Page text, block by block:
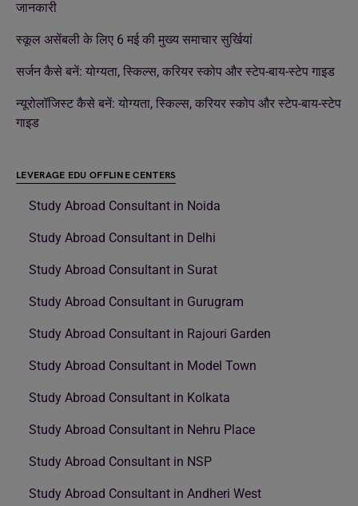
जानकारी
स्कूल असेंबली के लिए 6 मई की मुख्य समाचार सुर्खियां
सर्जन कैसे बनें: योग्यता, स्किल्स, करियर स्कोप और स्टेप-बाय-स्टेप गाइड
न्यूरोलॉजिस्ट कैसे बनें: योग्यता, स्किल्स, करियर स्कोप और स्टेप-बाय-स्टेप
गाइड
LEVERAGE EDU OFFLINE CENTERS
Study Abroad Consultant in Noida
Study Abroad Consultant in Delhi
Study Abroad Consultant in Surat
Study Abroad Consultant in Gurugram
Study Abroad Consultant in Rajouri Garden
Study Abroad Consultant in Model Town
Study Abroad Consultant in Kolkata
Study Abroad Consultant in Nehru Place
Study Abroad Consultant in NSP
Study Abroad Consultant in Andheri West